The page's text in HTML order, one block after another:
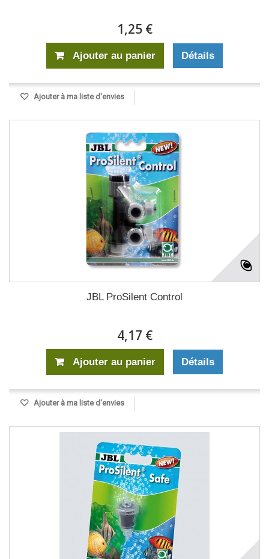
1,25 €
Ajouter au panier Détails
Ajouter à ma liste d'envies
JBL ProSilent Control
4,17 €
Ajouter au panier Détails
Ajouter à ma liste d'envies